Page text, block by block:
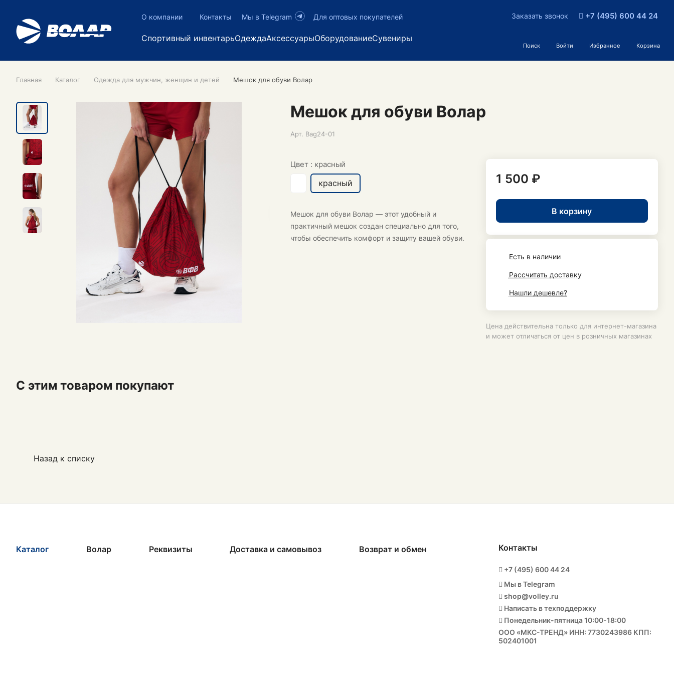
О компании Контакты Мы в Telegram Для оптовых покупателей
Спортивный инвентарьОдеждаАксессуарыОборудованиеСувениры
Заказать звонок +7 (495) 600 44 24
Поиск Войти Избранное Корзина
Главная Каталог Одежда для мужчин, женщин и детей Мешок для обуви Волар
Мешок для обуви Волар
Арт. Bag24-01
Цвет : красный
красный
Мешок для обуви Волар — этот удобный и
практичный мешок создан специально для того,
чтобы обеспечить комфорт и защиту вашей обуви.
1 500 ₽
В корзину
Есть в наличии
Рассчитать доставку
Нашли дешевле?
Цена действительна только для интернет-магазина
и может отличаться от цен в розничных магазинах
С этим товаром покупают
Назад к списку
Каталог Волар Реквизиты Доставка и самовывоз Возврат и обмен Контакты
+7 (495) 600 44 24
Мы в Telegram
shop@volley.ru
Написать в техподдержку
Понедельник-пятница 10:00-18:00
ООО «МКС-ТРЕНД» ИНН: 7730243986 КПП:
502401001